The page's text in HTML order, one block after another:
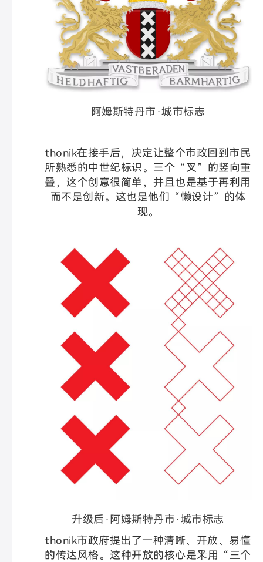
阿姆斯特丹市·城市标志
thonik在接手后，决定让整个市政回到市民
所熟悉的中世纪标识。三个“叉”的竖向重
叠，这个创意很简单，并且也是基于再利用
而不是创新。这也是他们“懒设计”的体
现。
升级后·阿姆斯特丹市·城市标志
thonik市政府提出了一种清晰、开放、易懂
的传达风格。这种开放的核心是釆用“三个